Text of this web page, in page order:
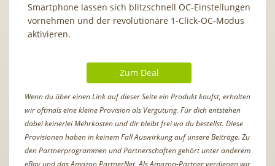
Smartphone lassen sich blitzschnell OC-Einstellungen
vornehmen und der revolutionäre 1-Click-OC-Modus
aktivieren.
Zum Deal
Wenn du über einen Link auf dieser Seite ein Produkt kaufst, erhalten
wir oftmals eine kleine Provision als Vergütung. Für dich entstehen
dabei keinerlei Mehrkosten und dir bleibt frei wo du bestellst. Diese
Provisionen haben in keinem Fall Auswirkung auf unsere Beiträge. Zu
den Partnerprogrammen und Partnerschaften gehört unter anderem
eBay und das Amazon PartnerNet. Als Amazon-Partner verdienen wir